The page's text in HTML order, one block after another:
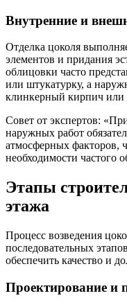
Внутренние и
Отделка цоколя
элементов и придания
облицовки часто
или штукатурку, а
клинкерный кирпич или
Совет от экспертов:
наружных работ
атмосферных факторов,
необходимости частого
Этапы
этажа
Процесс возведения
последовательных
обеспечить качество и
Проектирование и